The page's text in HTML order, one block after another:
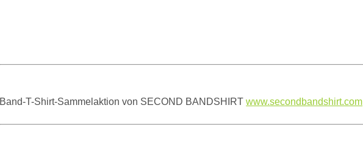
Band-T-Shirt-Sammelaktion von SECOND BANDSHIRTwww.secondbandshirt.com